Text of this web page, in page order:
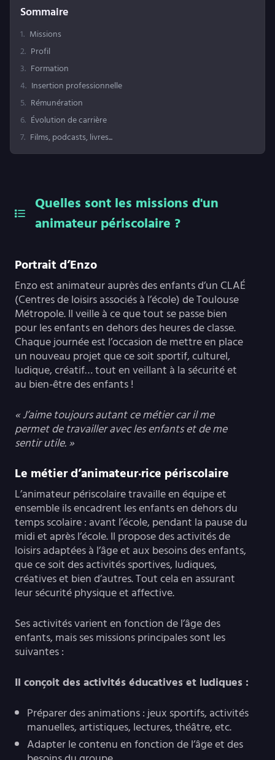
Sommaire
1. Missions
2. Profil
3. Formation
4. Insertion professionnelle
5. Rémunération
6. Évolution de carrière
7. Films, podcasts, livres...
Quelles sont les missions d'un
animateur périscolaire ?
Portrait d’Enzo
Enzo est animateur auprès des enfants d’un CLAÉ
(Centres de loisirs associés à l’école) de Toulouse
Métropole. Il veille à ce que tout se passe bien
pour les enfants en dehors des heures de classe.
Chaque journée est l’occasion de mettre en place
un nouveau projet que ce soit sportif, culturel,
ludique, créatif… tout en veillant à la sécurité et
au bien-être des enfants !
« J’aime toujours autant ce métier car il me
permet de travailler avec les enfants et de me
sentir utile. »
Le métier d’animateur·rice périscolaire
L’animateur périscolaire travaille en équipe et
ensemble ils encadrent les enfants en dehors du
temps scolaire : avant l’école, pendant la pause du
midi et après l’école. Il propose des activités de
loisirs adaptées à l’âge et aux besoins des enfants,
que ce soit des activités sportives, ludiques,
créatives et bien d’autres. Tout cela en assurant
leur sécurité physique et affective.
Ses activités varient en fonction de l’âge des
enfants, mais ses missions principales sont les
suivantes :
Il conçoit des activités éducatives et ludiques :
Préparer des animations : jeux sportifs, activités
manuelles, artistiques, lectures, théâtre, etc.
Adapter le contenu en fonction de l’âge et des